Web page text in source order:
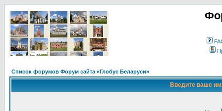
Список форумов Форум сайта «Глобус Беларуси»
Введите ваше